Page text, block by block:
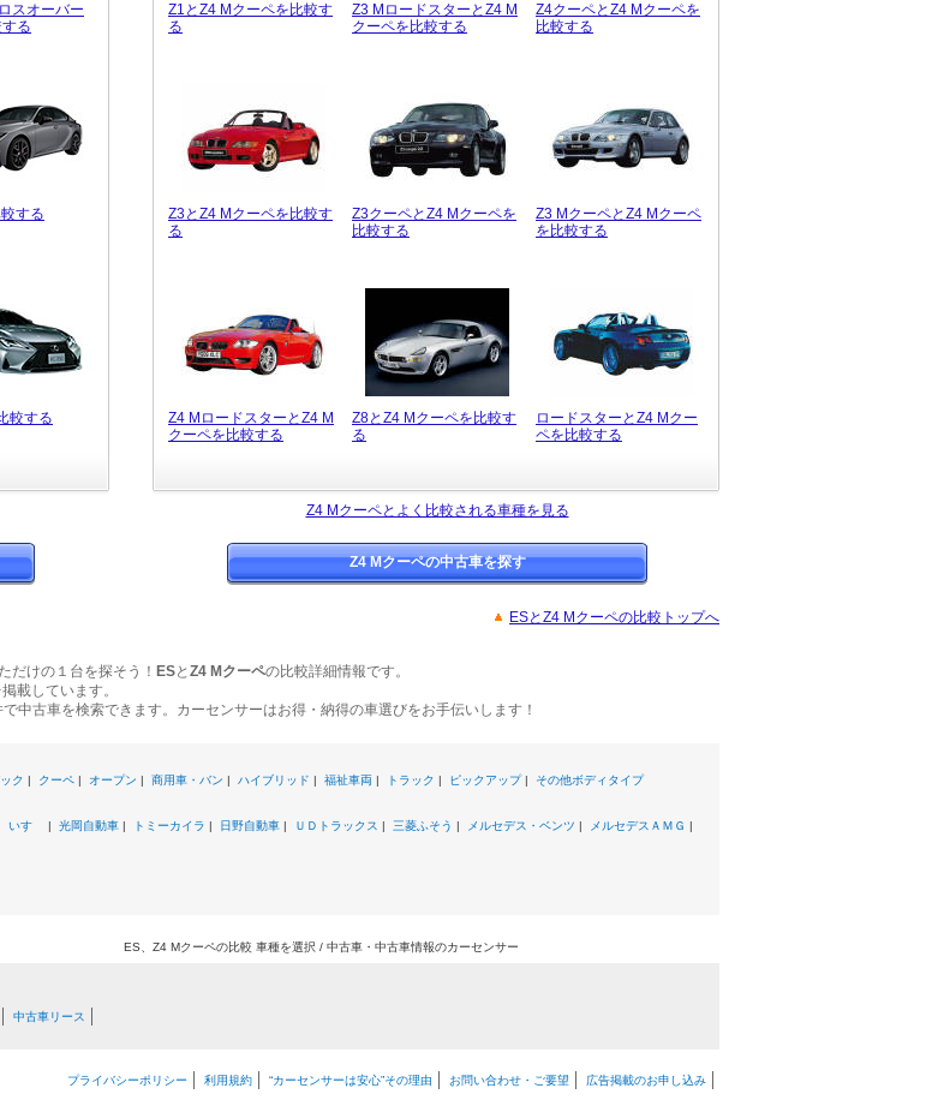
スオーバー
る
する
較する
Z1とZ4 Mクーペを比較す
る
Z3 MロードスターとZ4 M
クーペを比較する
Z4クーペとZ4 Mクーペを
比較する
Z3とZ4 Mクーペを比較す
る
Z3クーペとZ4 Mクーペを
比較する
Z3 MクーペとZ4 Mクーペ
を比較する
Z4 MロードスターとZ4 M
クーペを比較する
Z8とZ4 Mクーペを比較す
る
ロードスターとZ4 Mクー
ペを比較する
Z4 Mクーペとよく比較される車種を見る
Z4 Mクーペの中古車を探す
ESとZ4 Mクーペの比較トップへ
だけの１台を探そう！ ESと Z4 Mクーペの比較詳細情報です。
載しています。
中古車を検索できます。カーセンサーはお得・納得の車選びをお手伝いします！
ク | クーペ | オープン | 商用車・バン | ハイブリッド | 福祉車両 | トラック | ピックアップ| その他ボディタイプ
いすゞ | 光岡自動車 | トミーカイラ | 日野自動車 | ＵＤトラックス | 三菱ふそう | メルセデス・ベンツ | メルセデスＡＭＧ |
ES、Z4 Mクーペの比較 車種を選択 / 中古車・中古車情報のカーセンサー
中古車リース
プライバシーポリシー 利用規約 “カーセンサーは安心”その理由 お問い合わせ・ご要望 広告掲載のお申し込み